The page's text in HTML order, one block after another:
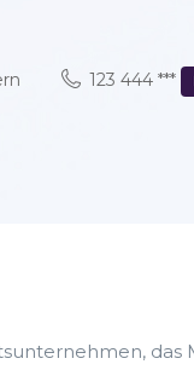
123 444 ***